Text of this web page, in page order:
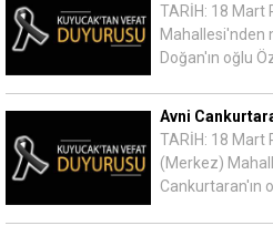
TARİH: 18 Mart
Mahallesi'nden
Doğan'ın oğlu
Avni
TARİH: 18 Mart
(Merkez)
Cankurtaran'ın